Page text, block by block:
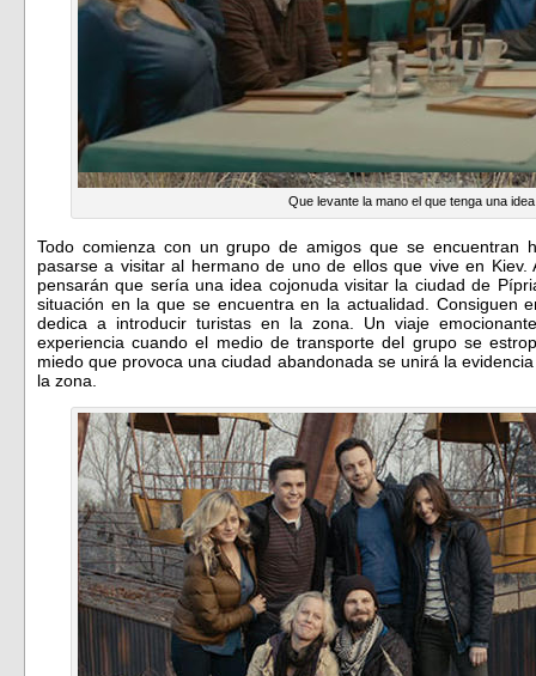
Que levante la mano el que tenga una
Todo comienza con un grupo de amigos que se encuentran
pasarse a visitar al hermano de uno de ellos que vive en
pensarán que sería una idea cojonuda visitar la ciudad de
situación en la que se encuentra en la actualidad. Consiguen
dedica a introducir turistas en la zona. Un viaje
experiencia cuando el medio de transporte del grupo se
miedo que provoca una ciudad abandonada se unirá la
la zona.